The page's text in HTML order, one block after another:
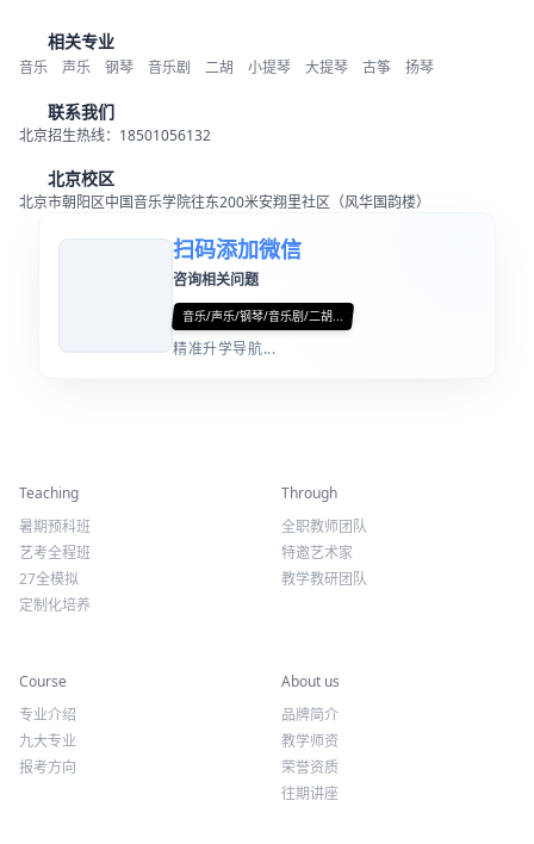
相关专业
音乐 声乐 钢琴 音乐剧 二胡 小提琴 大提琴 古筝 扬琴
联系我们
北京招生热线：18501056132
北京校区
北京市朝阳区中国音乐学院往东200米安翔里社区（风华国韵楼）
扫码添加微信
咨询相关问题
音乐/声乐/钢琴/音乐剧/二胡...
精准升学导航...
Teaching
暑期预科班
艺考全程班
27全模拟
定制化培养
Through
全职教师团队
特邀艺术家
教学教研团队
Course
专业介绍
九大专业
报考方向
About us
品牌简介
教学师资
荣誉资质
往期讲座